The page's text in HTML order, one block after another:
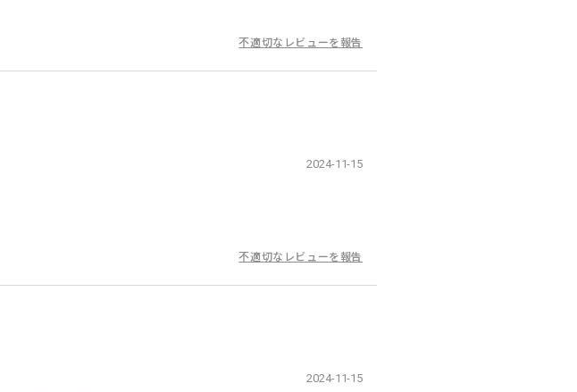
不適切なレビューを報告
2024-11-15
不適切なレビューを報告
2024-11-15